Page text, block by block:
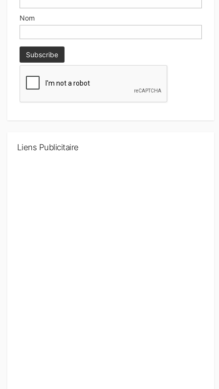
Nom
Liens Publicitaire